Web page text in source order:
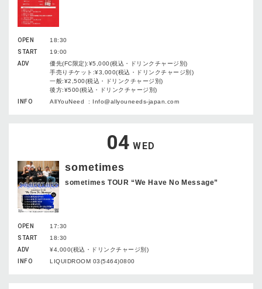
OPEN
18:30
START
19:00
ADV
優先(FC限定):¥5,000(税込・ドリンクチャージ別)
手売りチケット:¥3,000(税込・ドリンクチャージ別)
一般:¥2,500(税込・ドリンクチャージ別)
後方:¥500(税込・ドリンクチャージ別)
INFO
AllYouNeed : Info@allyouneeds-japan.com
04 WED
sometimes
sometimes TOUR “We Have No Message”
OPEN
17:30
START
18:30
ADV
¥4,000(税込・ドリンクチャージ別)
INFO
LIQUIDROOM 03(5464)0800